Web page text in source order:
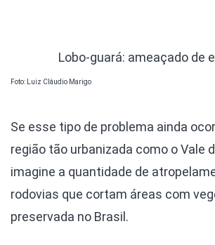
Lobo-guará: ameaçado de
Foto: Luiz Cláudio Marigo
Se esse tipo de problema ainda
região tão urbanizada como o Vale
imagine a quantidade de
rodovias que cortam áreas com
preservada no Brasil.